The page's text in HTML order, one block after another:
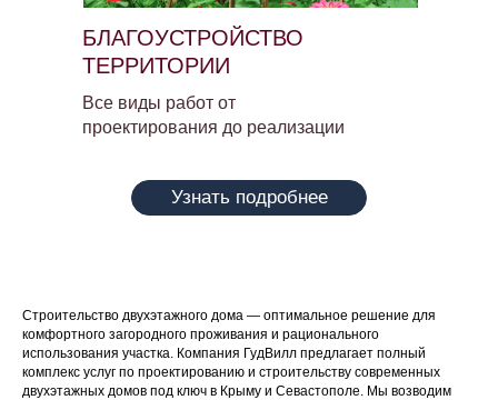
БЛАГОУСТРОЙСТВО
ТЕРРИТОРИИ
Все виды работ от
проектирования до реализации
Узнать подробнее
Строительство двухэтажного дома — оптимальное решение для
комфортного загородного проживания и рационального
использования участка. Компания ГудВилл предлагает полный
комплекс услуг по проектированию и строительству современных
двухэтажных домов под ключ в Крыму и Севастополе. Мы возводим
Адрес:
Фиолентовское ш. 1/5, оф. 240
Представительство в Москве и МО
ИНН:861402336637
ОГРНИП:321665800215934